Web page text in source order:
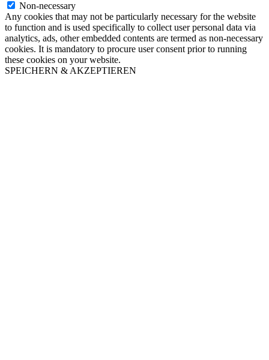
Non-necessary
Any cookies that may not be particularly necessary for the website
to function and is used specifically to collect user personal data via
analytics, ads, other embedded contents are termed as non-necessary
cookies. It is mandatory to procure user consent prior to running
these cookies on your website.
SPEICHERN & AKZEPTIEREN